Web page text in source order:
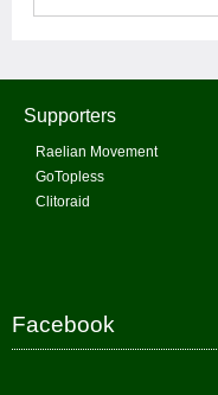
Supporters
Raelian Movement
GoTopless
Clitoraid
Facebook